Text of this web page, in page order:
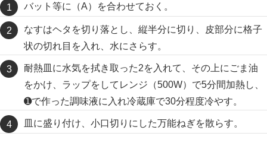
バット等に（A）を合わせておく。
なすはヘタを切り落とし、縦半分に切り、皮部分に格子
状の切れ目を入れ、水にさらす。
耐熱皿に水気を拭き取った2を入れて、その上にごま油
をかけ、ラップをしてレンジ（500W）で5分間加熱し、
➊で作った調味液に入れ冷蔵庫で30分程度冷やす。
皿に盛り付け、小口切りにした万能ねぎを散らす。